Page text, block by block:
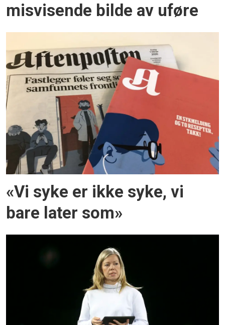
misvisende bilde av uføre
«Vi syke er ikke syke, vi
bare later som»